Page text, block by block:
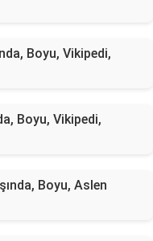
Boyu, Vikipedi,
Boyu, Vikipedi,
Boyu, Aslen